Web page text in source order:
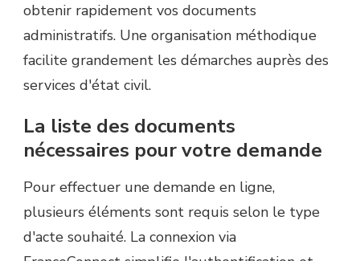
obtenir rapidement vos documents
administratifs. Une organisation méthodique
facilite grandement les démarches auprès des
services d'état civil.
La liste des documents
nécessaires pour votre demande
Pour effectuer une demande en ligne,
plusieurs éléments sont requis selon le type
d'acte souhaité. La connexion via